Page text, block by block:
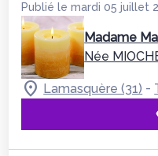
Publié le mardi 05 juillet
Madame
Née
Lamasquère (31) -